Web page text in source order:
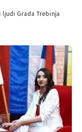
Grada Trebinja